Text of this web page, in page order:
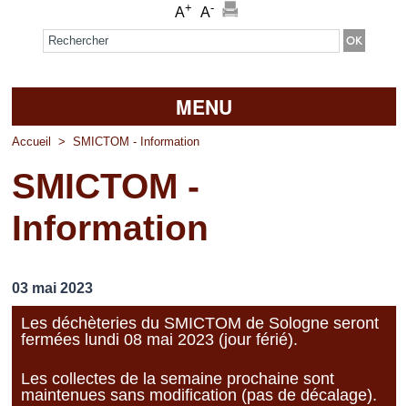
A+ A-
Formulaire de recherche
MENU
Accueil
La mairie
Découvrir Pierrefitte
Vos professionnels
Loisirs
Accueil > SMICTOM - Information
SMICTOM -
Information
03 mai 2023
Les déchèteries du SMICTOM de Sologne seront
fermées lundi 08 mai 2023 (jour férié).
Les collectes de la semaine prochaine sont
maintenues sans modification (pas de décalage).